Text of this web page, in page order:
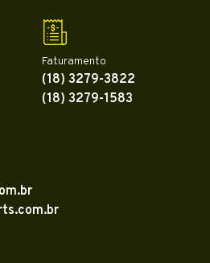
Faturamento
(18) 3279-3822
(18) 3279-1583